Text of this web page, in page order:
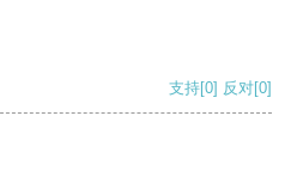
支持[0] 反对[0]